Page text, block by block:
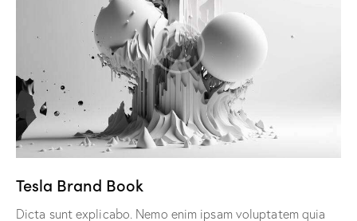
Tesla Brand Book
Dicta sunt explicabo. Nemo enim ipsam voluptatem quia